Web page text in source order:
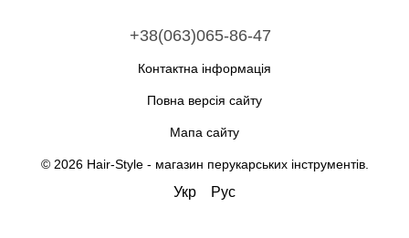
+38(063)065-86-47
Контактна інформація
Повна версія сайту
Мапа сайту
© 2026 Hair-Style - магазин перукарських інструментів.
Укр Рус